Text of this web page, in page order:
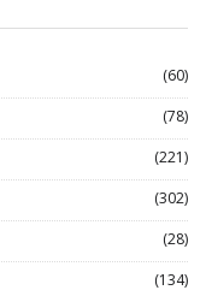
(60)
(78)
(221)
(302)
(28)
(134)